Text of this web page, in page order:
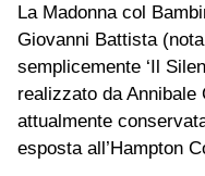
La Madonna col
Giovanni Battista
semplicemente ‘Il
realizzato da
attualmente
esposta all’Hampton